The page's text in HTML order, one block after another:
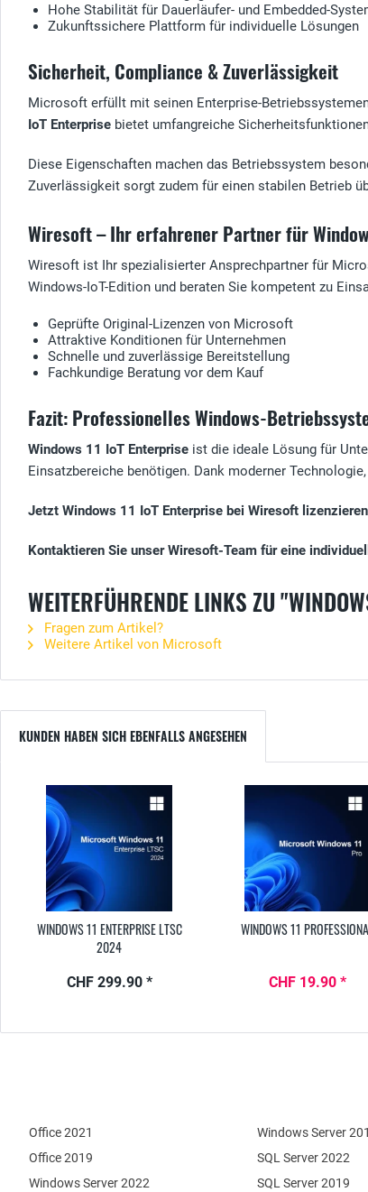
Hohe Stabilität für Dauerläufer- und Embedded-
Zukunftssichere Plattform für individuelle Lösungen
Sicherheit, Compliance & Zuverlässigkeit
Microsoft erfüllt mit seinen Enterprise-
IoT Enterprise bietet umfangreiche
Diese Eigenschaften machen das Betriebssystem
Zuverlässigkeit sorgt zudem für einen stabilen Betrieb
Wiresoft – Ihr erfahrener Partner für
Wiresoft ist Ihr spezialisierter Ansprechpartner für
Windows-IoT-Edition und beraten Sie kompetent zu
Geprüfte Original-Lizenzen von Microsoft
Attraktive Konditionen für Unternehmen
Schnelle und zuverlässige Bereitstellung
Fachkundige Beratung vor dem Kauf
Fazit: Professionelles Windows-
Windows 11 IoT Enterprise ist die ideale Lösung für
Einsatzbereiche benötigen. Dank moderner
Jetzt Windows 11 IoT Enterprise bei Wiresoft
Kontaktieren Sie unser Wiresoft-Team für eine
WEITERFÜHRENDE LINKS ZU
Fragen zum Artikel?
Weitere Artikel von Microsoft
KUNDEN HABEN SICH EBENFALLS ANGESEHEN
WINDOWS 11 ENTERPRISE LTSC
2024
CHF 299.90 *
WINDOWS 11
CHF 19.90 *
Office 2021
Office 2019
Windows Server 2022
SQL Server 2022
SQL Server 2019
Windows Server